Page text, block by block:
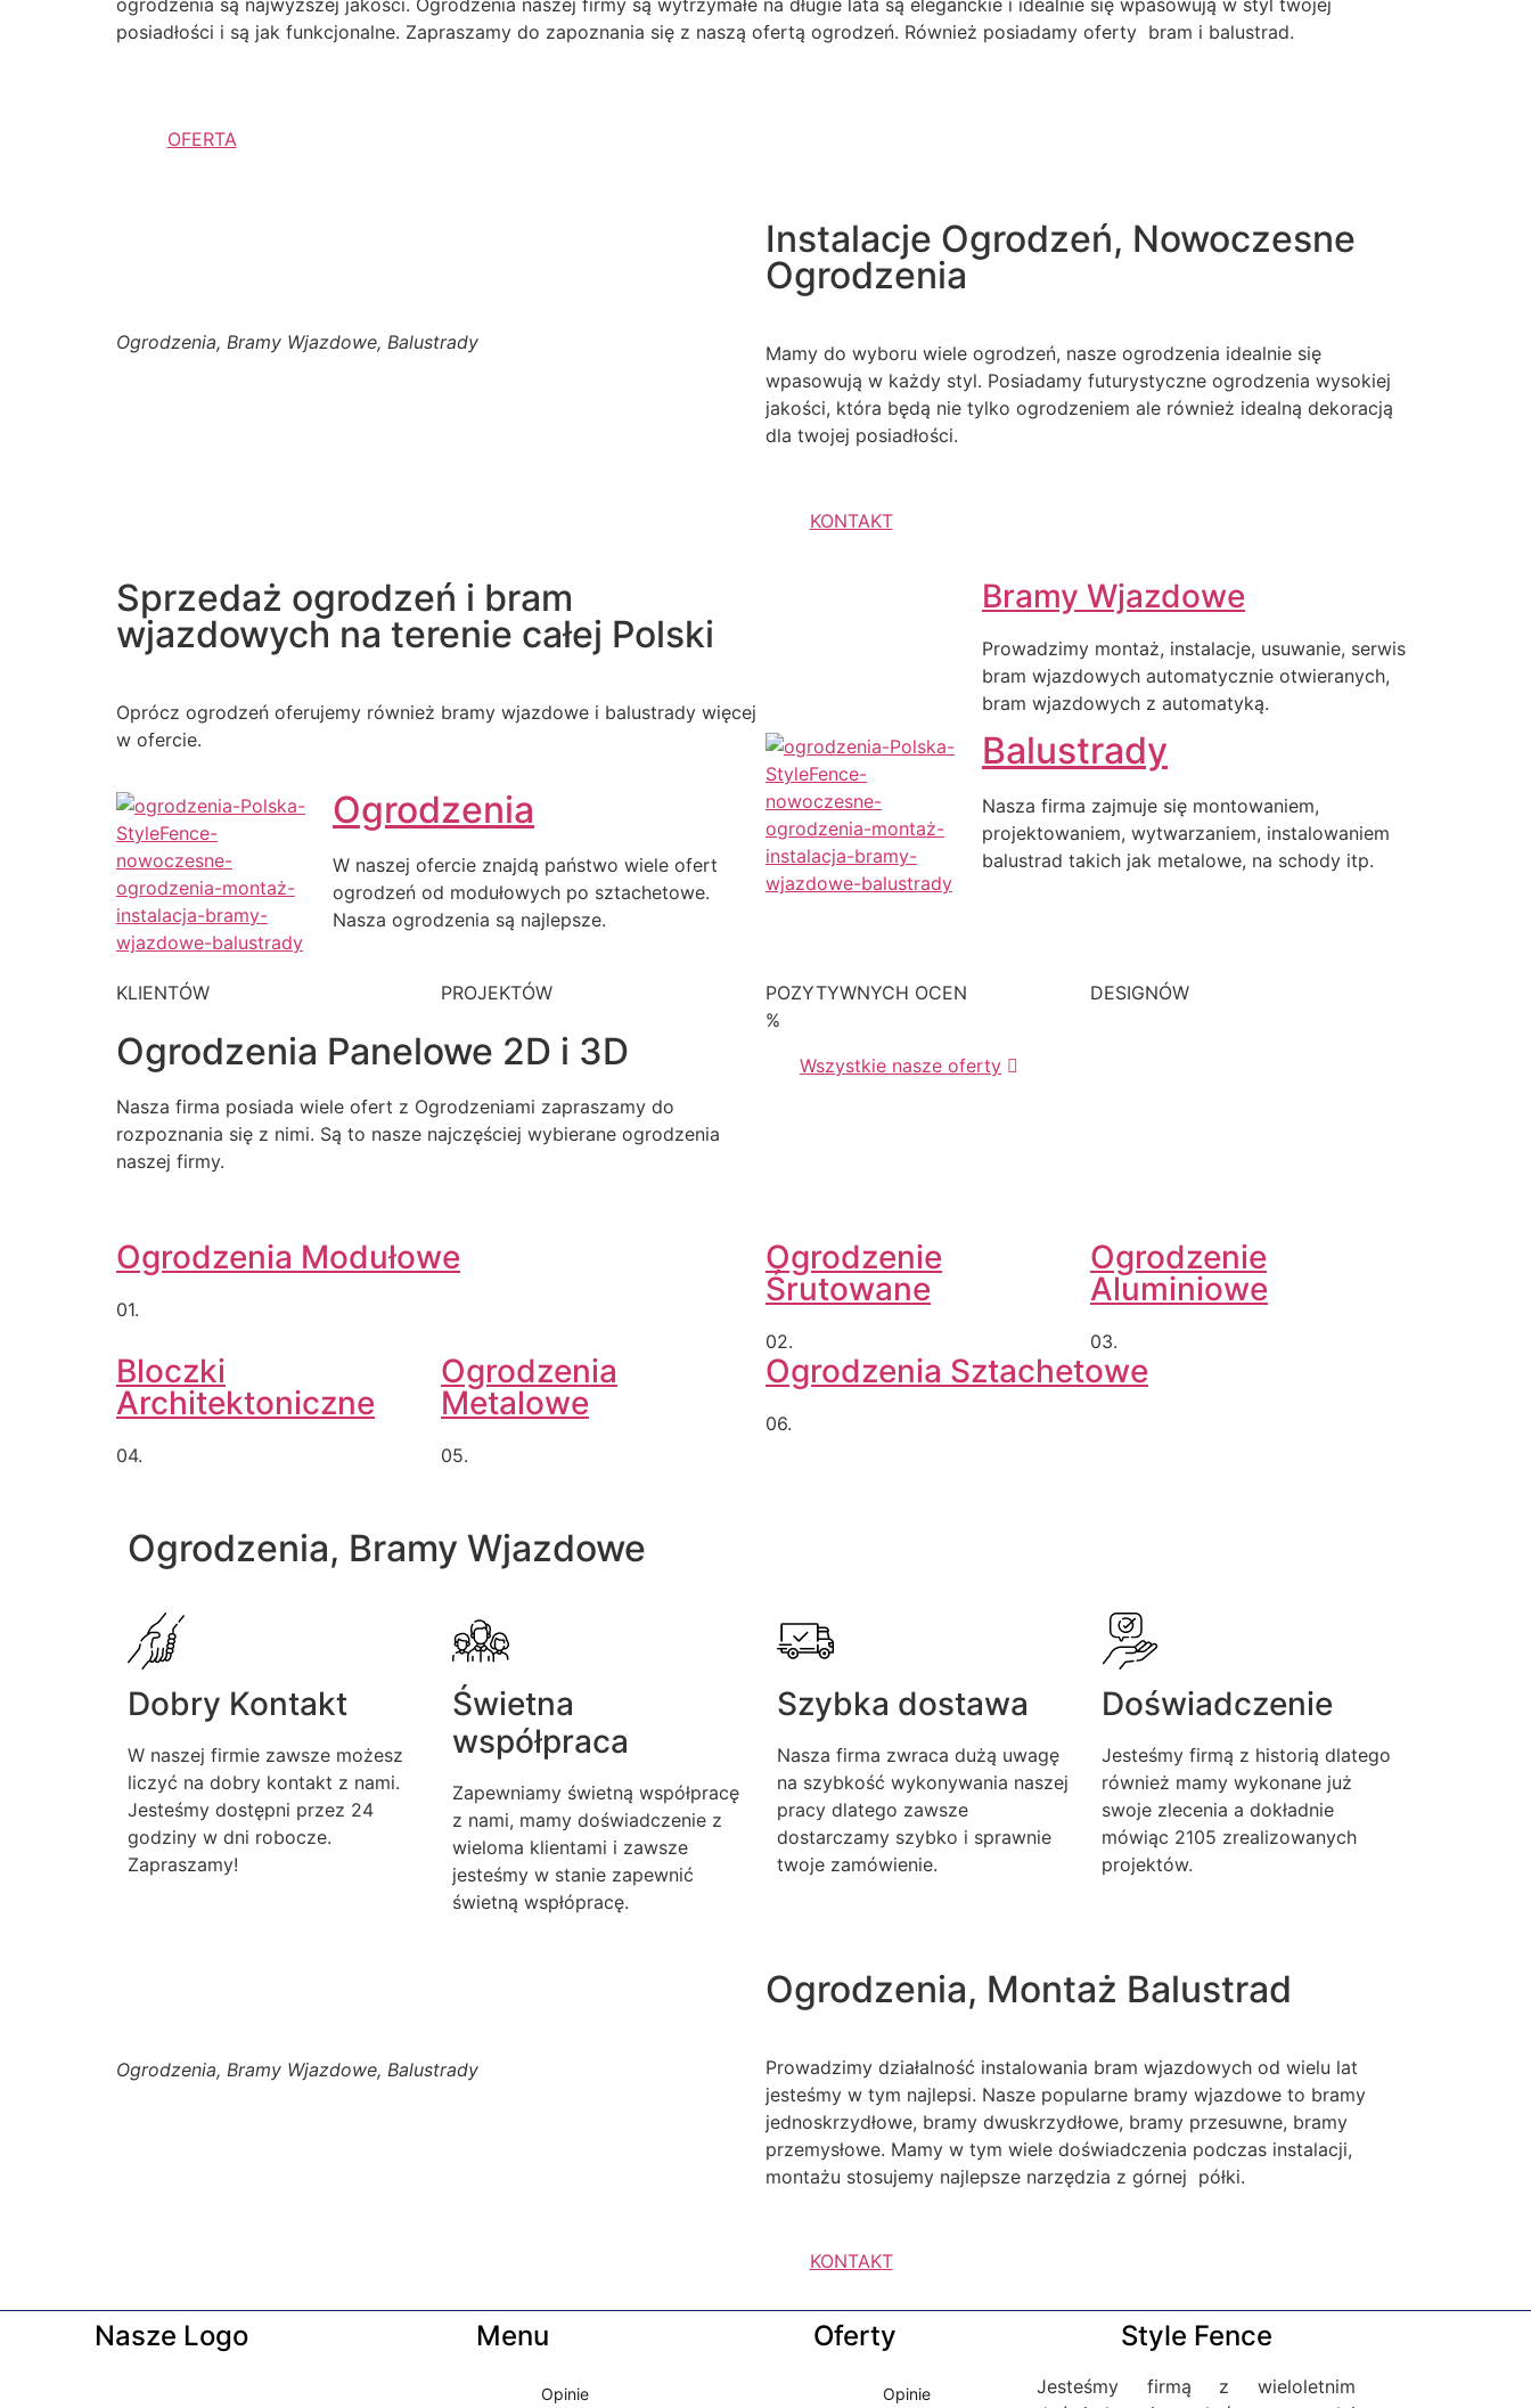
posiadłości i są jak funkcjonalne. Zapraszamy do zapoznania się z naszą ofertą ogrodzeń. Również posiadamy oferty bram i balustrad.
OFERTA
Ogrodzenia, Bramy Wjazdowe, Balustrady
Instalacje Ogrodzeń, Nowoczesne
Ogrodzenia
Mamy do wyboru wiele ogrodzeń, nasze ogrodzenia idealnie się
wpasowują w każdy styl. Posiadamy futurystyczne ogrodzenia wysokiej
jakości, która będą nie tylko ogrodzeniem ale również idealną dekoracją
dla twojej posiadłości.
KONTAKT
Sprzedaż ogrodzeń i bram
wjazdowych na terenie całej Polski
Oprócz ogrodzeń oferujemy również bramy wjazdowe i balustrady więcej
w ofercie.
Ogrodzenia
W naszej ofercie znajdą państwo wiele ofert
ogrodzeń od modułowych po sztachetowe.
Nasza ogrodzenia są najlepsze.
Bramy Wjazdowe
Prowadzimy montaż, instalacje, usuwanie, serwis
bram wjazdowych automatycznie otwieranych,
bram wjazdowych z automatyką.
Balustrady
Nasza firma zajmuje się montowaniem,
projektowaniem, wytwarzaniem, instalowaniem
balustrad takich jak metalowe, na schody itp.
KLIENTÓW PROJEKTÓW
POZYTYWNYCH OCEN
%
DESIGNÓW
Ogrodzenia Panelowe 2D i 3D
Nasza firma posiada wiele ofert z Ogrodzeniami zapraszamy do
rozpoznania się z nimi. Są to nasze najczęściej wybierane ogrodzenia
naszej firmy.
Wszystkie nasze oferty
Ogrodzenia Modułowe
01.
Ogrodzenie
Śrutowane
02.
Ogrodzenie
Aluminiowe
03.
Bloczki
Architektoniczne
04.
Ogrodzenia
Metalowe
05.
Ogrodzenia Sztachetowe
06.
Ogrodzenia, Bramy Wjazdowe
Dobry Kontakt
W naszej firmie zawsze możesz
liczyć na dobry kontakt z nami.
Jesteśmy dostępni przez 24
godziny w dni robocze.
Zapraszamy!
Świetna
współpraca
Zapewniamy świetną współpracę
z nami, mamy doświadczenie z
wieloma klientami i zawsze
jesteśmy w stanie zapewnić
świetną wspłópracę.
Szybka dostawa
Nasza firma zwraca dużą uwagę
na szybkość wykonywania naszej
pracy dlatego zawsze
dostarczamy szybko i sprawnie
twoje zamówienie.
Doświadczenie
Jesteśmy firmą z historią dlatego
również mamy wykonane już
swoje zlecenia a dokładnie
mówiąc 2105 zrealizowanych
projektów.
Ogrodzenia, Bramy Wjazdowe, Balustrady
Ogrodzenia, Montaż Balustrad
Prowadzimy działalność instalowania bram wjazdowych od wielu lat
jesteśmy w tym najlepsi. Nasze popularne bramy wjazdowe to bramy
jednoskrzydłowe, bramy dwuskrzydłowe, bramy przesuwne, bramy
przemysłowe. Mamy w tym wiele doświadczenia podczas instalacji,
montażu stosujemy najlepsze narzędzia z górnej półki.
KONTAKT
Nasze Logo Menu
Opinie
Oferty
Opinie
Style Fence
Jesteśmy firmą z wieloletnim